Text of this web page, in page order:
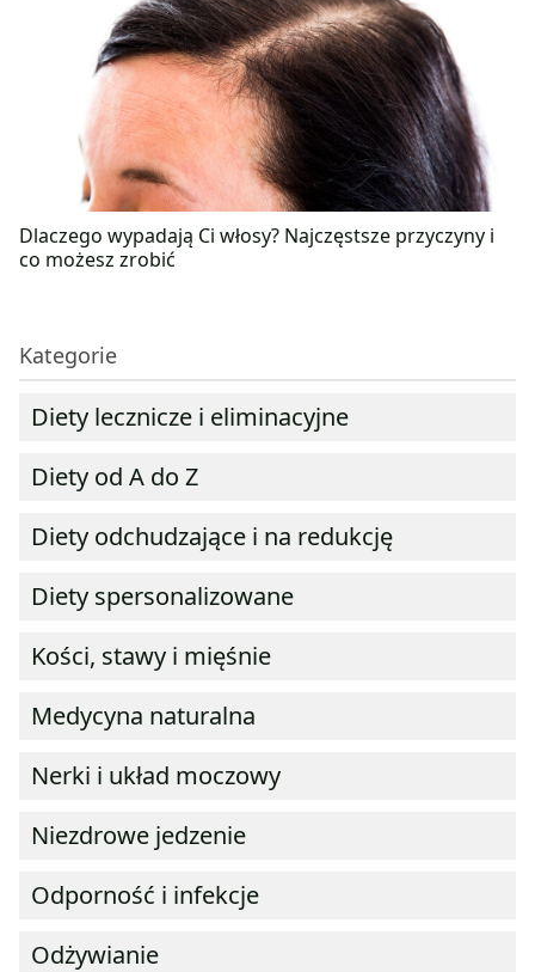
Dlaczego wypadają Ci włosy? Najczęstsze przyczyny i
co możesz zrobić
Kategorie
Diety lecznicze i eliminacyjne
Diety od A do Z
Diety odchudzające i na redukcję
Diety spersonalizowane
Kości, stawy i mięśnie
Medycyna naturalna
Nerki i układ moczowy
Niezdrowe jedzenie
Odporność i infekcje
Odżywianie